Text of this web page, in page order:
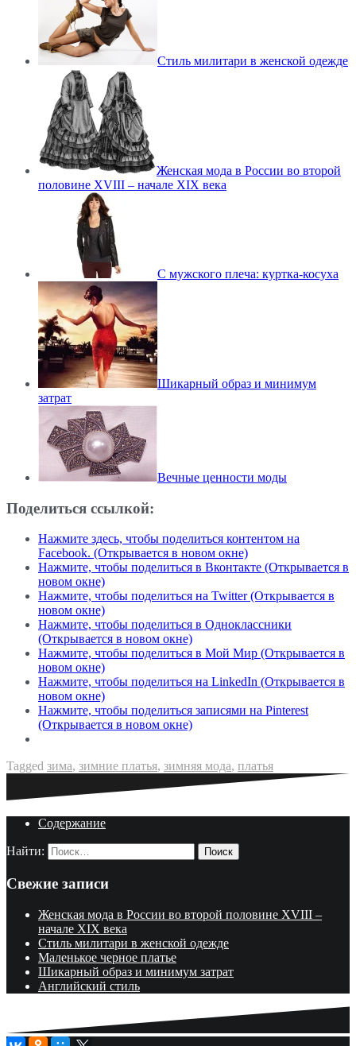
Стиль милитари в женской одежде
Женская мода в России во второй
половине XVIII – начале XIX века
С мужского плеча: куртка-косуха
Шикарный образ и минимум
затрат
Вечные ценности моды
Поделиться ссылкой:
Нажмите здесь, чтобы поделиться контентом на
Facebook. (Открывается в новом окне)
Нажмите, чтобы поделиться в Вконтакте (Открывается в
новом окне)
Нажмите, чтобы поделиться на Twitter (Открывается в
новом окне)
Нажмите, чтобы поделиться в Одноклассники
(Открывается в новом окне)
Нажмите, чтобы поделиться в Мой Мир (Открывается в
новом окне)
Нажмите, чтобы поделиться на LinkedIn (Открывается в
новом окне)
Нажмите, чтобы поделиться записями на Pinterest
(Открывается в новом окне)
Tagged зима, зимние платья, зимняя мода, платья
Содержание
Найти:
Свежие записи
Женская мода в России во второй половине XVIII –
начале XIX века
Стиль милитари в женской одежде
Маленькое черное платье
Шикарный образ и минимум затрат
Английский стиль